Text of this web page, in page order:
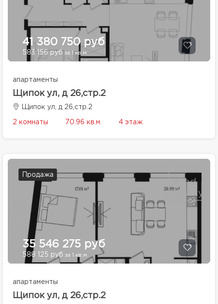
41 380 750 руб
583 156 руб за 1 кв.м.
апартаменты
Щипок ул, д 26,стр.2
Щипок ул, д 26,стр.2
2 комнаты 70.96 кв.м. 4 этаж
Продажа
35 546 275 руб
588 125 руб за 1 кв.м.
апартаменты
Щипок ул, д 26,стр.2